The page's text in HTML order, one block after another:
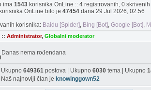
ima 1543 korisnika OnLine :: 4 registrovanih, 0
OnLine bilo je 47454 dana 29 Jul 2026, 02:56
korisnika: Baidu [Spider], Bing [Bot], Google [Bot],
:: Administrator, Globalni moderator
Danas nema rođendana
Ukupno 649361 postova | Ukupno 6030 tema | Ukupno
Naš najnoviji član je knowinggown52